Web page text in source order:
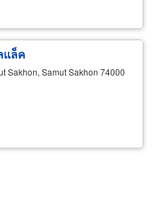
แล็ค
Sakhon, Samut Sakhon 74000